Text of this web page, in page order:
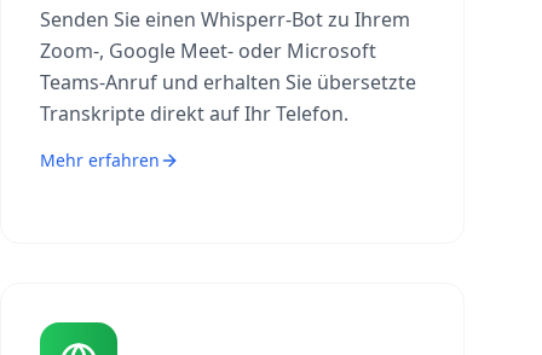
Senden Sie einen Whisperr-Bot zu Ihrem
Zoom-, Google Meet- oder Microsoft
Teams-Anruf und erhalten Sie übersetzte
Transkripte direkt auf Ihr Telefon.
Mehr erfahren